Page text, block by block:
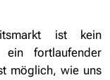
ist kein
ein fortlaufender
möglich, wie uns